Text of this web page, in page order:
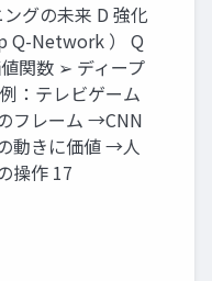
グの未来 D 強化
Q-Network ） Q
関数 ➢ ディープ
：テレビゲーム
フレーム →CNN
動きに価値 →人
操作 17